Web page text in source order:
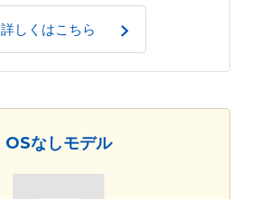
詳しくはこちら
OSなしモデル